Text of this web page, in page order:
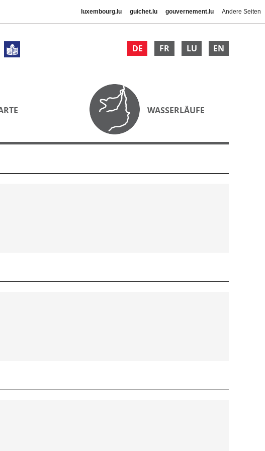
luxembourg.lu guichet.lu gouvernement.lu Andere Seiten
DE FR LU EN
WASSERLÄUFE